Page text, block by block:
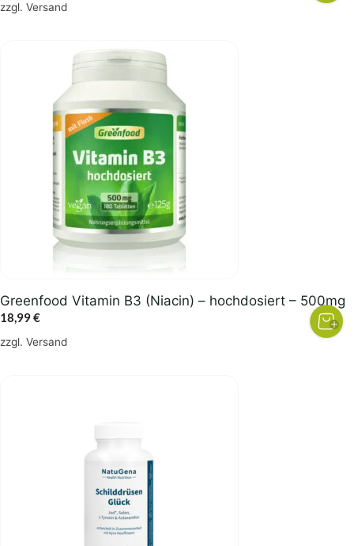
zzgl. Versand
Greenfood Vitamin B3 (Niacin) – hochdosiert – 500mg
18,99€
zzgl. Versand